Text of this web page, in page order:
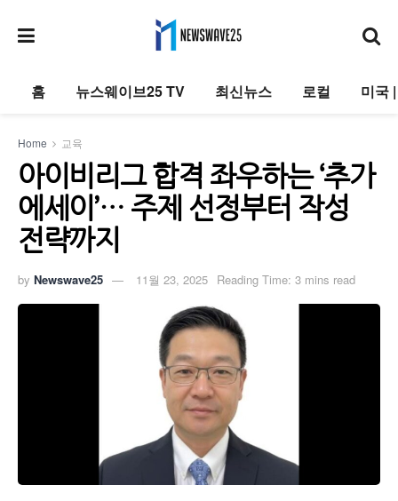
홈 뉴스웨이브25 TV 최신뉴스 로컬 미국
Home 교육
아이비리그 합격 좌우하는 ‘추가
에세이’… 주제 선정부터 작성
전략까지
by Newswave25 11월 23, 2025 Reading Time: 3 mins read